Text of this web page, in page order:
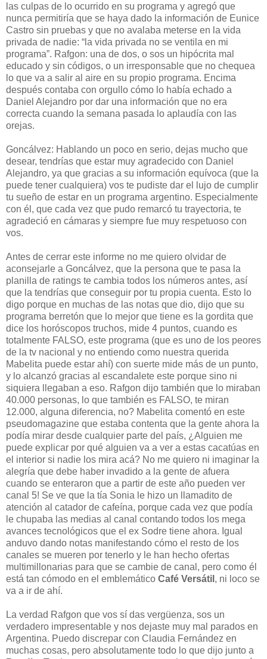
las culpas de lo ocurrido en su programa y agregó que
nunca permitiría que se haya dado la información de Eunice
Castro sin pruebas y que no avalaba meterse en la vida
privada de nadie: “la vida privada no se ventila en mi
programa”. Rafgon: una de dos, o sos un hipócrita mal
educado y sin códigos, o un irresponsable que no chequea
lo que va a salir al aire en su propio programa. Encima
después contaba con orgullo cómo lo había echado a
Daniel Alejandro por dar una información que no era
correcta cuando la semana pasada lo aplaudía con las
orejas.
Goncálvez: Hablando un poco en serio, dejas mucho que
desear, tendrías que estar muy agradecido con Daniel
Alejandro, ya que gracias a su información equívoca (que la
puede tener cualquiera) vos te pudiste dar el lujo de cumplir
tu sueño de estar en un programa argentino. Especialmente
con él, que cada vez que pudo remarcó tu trayectoria, te
agradeció en cámaras y siempre fue muy respetuoso con
vos.
Antes de cerrar este informe no me quiero olvidar de
aconsejarle a Goncálvez, que la persona que te pasa la
planilla de ratings te cambia todos los números antes, así
que la tendrías que conseguir por tu propia cuenta. Esto lo
digo porque en muchas de las notas que dio, dijo que su
programa berretón que lo mejor que tiene es la gordita que
dice los horóscopos truchos, mide 4 puntos, cuando es
totalmente FALSO, este programa (que es uno de los peores
de la tv nacional y no entiendo como nuestra querida
Mabelita puede estar ahí) con suerte mide más de un punto,
y lo alcanzó gracias al escandalete este porque sino ni
siquiera llegaban a eso. Rafgon dijo también que lo miraban
40.000 personas, lo que también es FALSO, te miran
12.000, alguna diferencia, no? Mabelita comentó en este
pseudomagazine que estaba contenta que la gente ahora la
podía mirar desde cualquier parte del país, ¿Alguien me
puede explicar por qué alguien va a ver a estas cacatúas en
el interior si nadie los mira acá? No me quiero ni imaginar la
alegría que debe haber invadido a la gente de afuera
cuando se enteraron que a partir de este año pueden ver
canal 5! Se ve que la tía Sonia le hizo un llamadito de
atención al catador de cafeína, porque cada vez que podía
le chupaba las medias al canal contando todos los mega
avances tecnológicos que el ex Sodre tiene ahora. Igual
anduvo dando notas manifestando cómo el resto de los
canales se mueren por tenerlo y le han hecho ofertas
multimillonarias para que se cambie de canal, pero como él
está tan cómodo en el emblemático Café Versátil , ni loco se
va a ir de ahí.
La verdad Rafgon que vos sí das vergüenza, sos un
verdadero impresentable y nos dejaste muy mal parados en
Argentina. Puedo discrepar con Claudia Fernández en
muchas cosas, pero absolutamente todo lo que dijo junto a